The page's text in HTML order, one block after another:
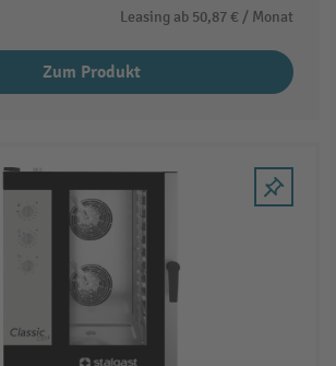
Leasing ab 50,87 € / Monat
Zum Produkt